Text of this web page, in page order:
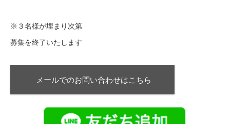
※３名様が埋まり次第
募集を終了いたします
メールでのお問い合わせはこちら